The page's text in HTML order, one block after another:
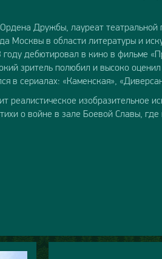
Дружбы, лауреат театральной
Москвы в области литературы и
дебютировал в кино в фильме
зритель полюбил и высоко
в сериалах: «Каменская»,
реалистическое изобразительное
о войне в зале Боевой Славы, где